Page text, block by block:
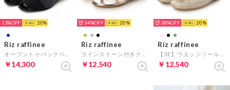
13% 20
Riz raffinee
￥14,300
34% 20
Riz raffinee
￥12,540
38% 20
Riz raffinee
￥12,540